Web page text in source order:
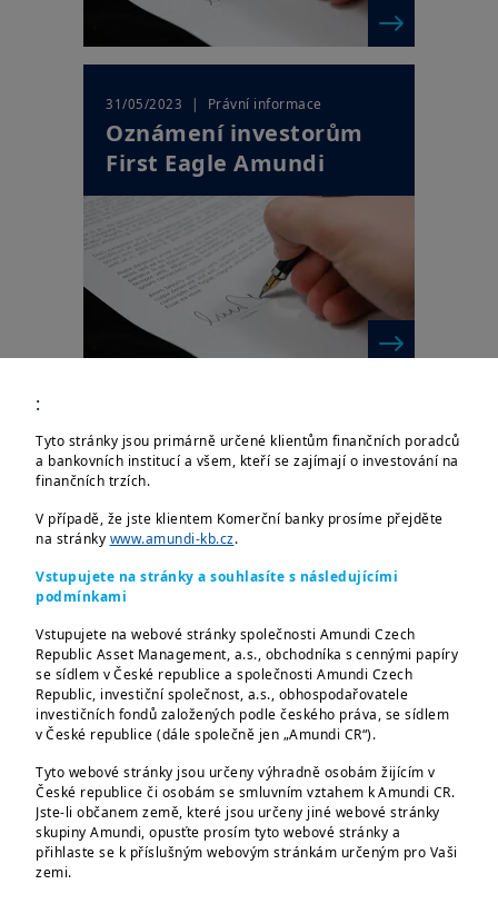
:
Tyto stránky jsou primárně určené klientům finančních poradců
a bankovních institucí a všem, kteří se zajímají o investování na
finančních trzích.
V případě, že jste klientem Komerční banky prosíme přejděte
na stránky www.amundi-kb.cz.
Vstupujete na stránky a souhlasíte s následujícími
podmínkami
Vstupujete na webové stránky společnosti Amundi Czech
Republic Asset Management, a.s., obchodníka s cennými papíry
se sídlem v České republice a společnosti Amundi Czech
Republic, investiční společnost, a.s., obhospodařovatele
investičních fondů založených podle českého práva, se sídlem
v České republice (dále společně jen „Amundi CR“).
Tyto webové stránky jsou určeny výhradně osobám žijícím v
České republice či osobám se smluvním vztahem k Amundi CR.
Jste-li občanem země, které jsou určeny jiné webové stránky
skupiny Amundi, opusťte prosím tyto webové stránky a
přihlaste se k příslušným webovým stránkám určeným pro Vaši
zemi.
31/05/2023 | Právní informace
Oznámení investorům
First Eagle Amundi
Změna SFDR 8 na SFDR 6
u fondu ACR Sporokonto
14/04/2023 | Právní informace
Změny týkající se fondu
Amundi Funds Emerging
Europe and Med...